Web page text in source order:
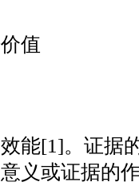
值
[1]。证据
义或证据的